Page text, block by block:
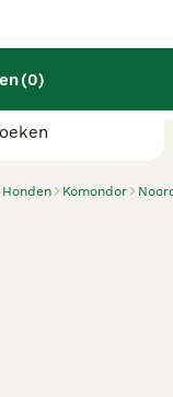
(0)
Honden Komondor
Goirle